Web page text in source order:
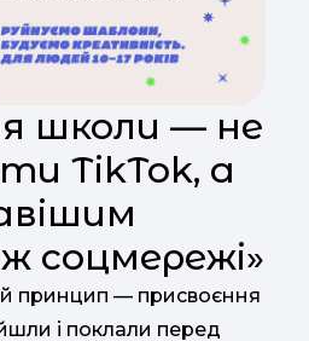
школи — не
ТіkТоk, а
соцмережі»
принцип — присвоєння
і поклали перед